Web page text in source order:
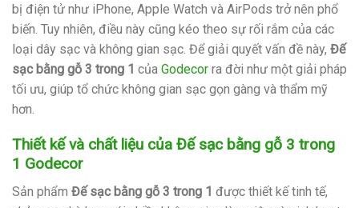
bị điện tử như iPhone, Apple Watch và AirPods trở nên phổ
biến. Tuy nhiên, điều này cũng kéo theo sự rối rắm của các
loại dây sạc và không gian sạc. Để giải quyết vấn đề này, Đế
sạc bằng gỗ 3 trong 1 của Godecor ra đời như một giải pháp
tối ưu, giúp tổ chức không gian sạc gọn gàng và thẩm mỹ
hơn.
Thiết kế và chất liệu của Đế sạc bằng gỗ 3 trong
1 Godecor
Sản phẩm Đế sạc bằng gỗ 3 trong 1 được thiết kế tinh tế,